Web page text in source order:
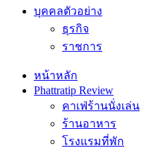
บุคคลตัวอย่าง
ธุรกิจ
ราชการ
หน้าหลัก
Phattratip Review
คาเฟ่ร้านนั่งเล่น
ร้านอาหาร
โรงแรมที่พัก